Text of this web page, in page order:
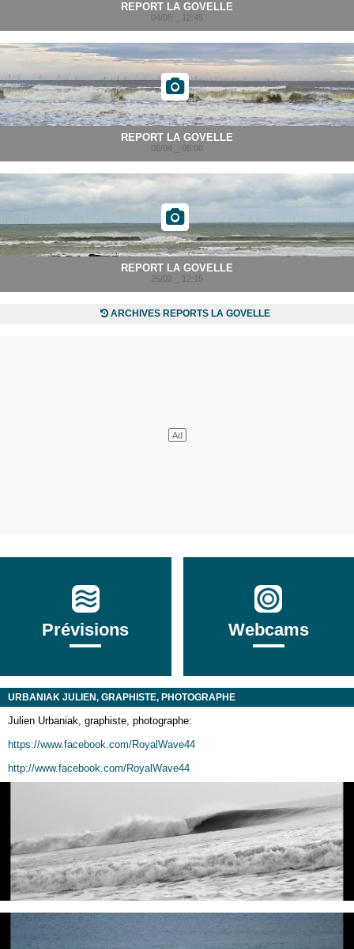
REPORT LA GOVELLE
04/05 _ 12:45
REPORT LA GOVELLE
06/04 _ 08:00
REPORT LA GOVELLE
26/02 _ 12:15
ARCHIVES REPORTS LA GOVELLE
Prévisions Webcams
URBANIAK JULIEN, GRAPHISTE, PHOTOGRAPHE
Julien Urbaniak, graphiste, photographe:
https://www.facebook.com/RoyalWave44
http://www.facebook.com/RoyalWave44